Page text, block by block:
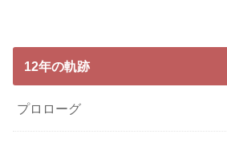
12年の軌跡
プロローグ